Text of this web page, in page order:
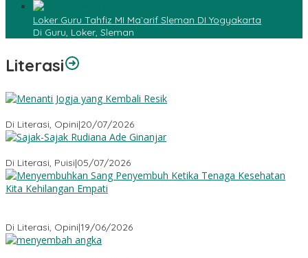
Loker Guru Tahfiz MI Ma`arif Sleman DI Yogyakarta
Di Guru, Loker, Sleman
Literasi
Di Literasi, Opini|20/07/2026
Di Literasi, Puisi|05/07/2026
Di Literasi, Opini|19/06/2026